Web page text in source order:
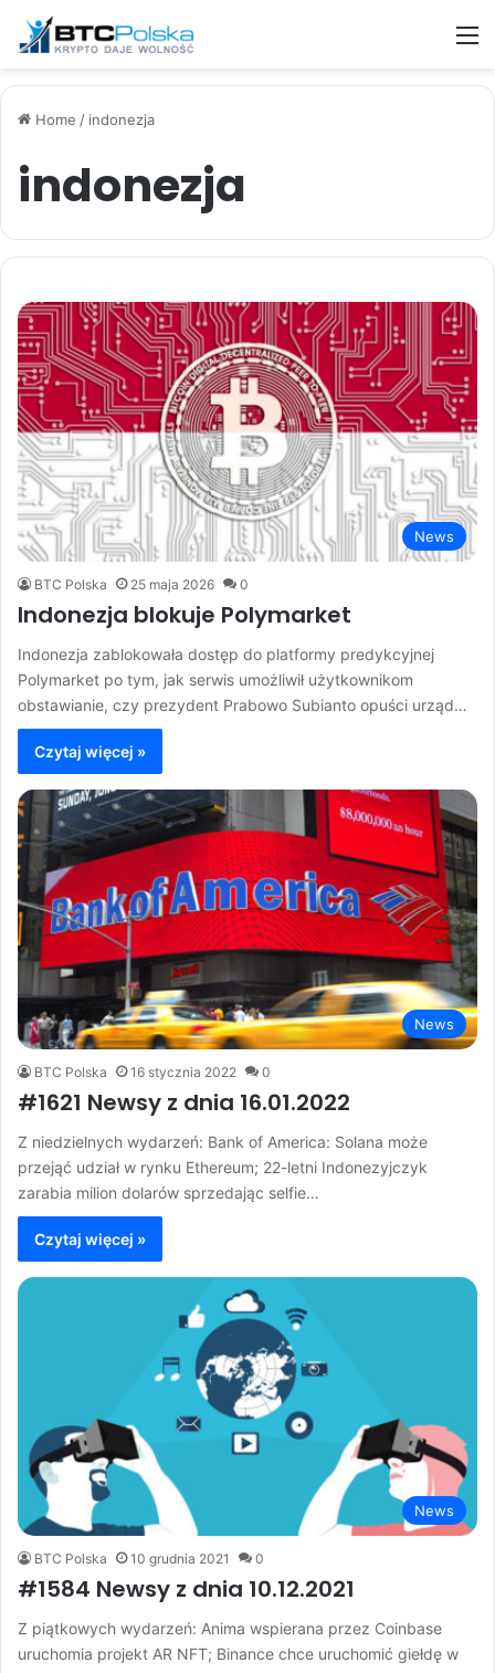
Home / indonezja
indonezja
News
BTC Polska 25 maja 2026 0
Indonezja blokuje Polymarket
Indonezja zablokowała dostęp do platformy predykcyjnej
Polymarket po tym, jak serwis umożliwił użytkownikom
obstawianie, czy prezydent Prabowo Subianto opuści urząd…
Czytaj więcej »
News
BTC Polska 16 stycznia 2022 0
#1621 Newsy z dnia 16.01.2022
Z niedzielnych wydarzeń: Bank of America: Solana może
przejąć udział w rynku Ethereum; 22-letni Indonezyjczyk
zarabia milion dolarów sprzedając selfie…
Czytaj więcej »
News
BTC Polska 10 grudnia 2021 0
#1584 Newsy z dnia 10.12.2021
Z piątkowych wydarzeń: Anima wspierana przez Coinbase
uruchomia projekt AR NFT; Binance chce uruchomić giełdę w